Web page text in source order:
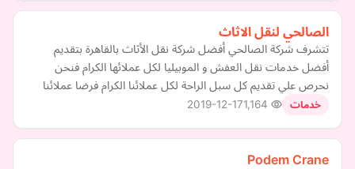
الصالحي لنقل الاثاث
تتشرف شركة الصالحي أفضل شركة نقل الأثاث بالقاهرة بتقديم
أفضل خدمات نقل العفش و الموبيليا لكل عملائها الكرام فنحن
نحرص علي تقديم كل سبل الراحة لكل عملائنا الكرام فرضا عملائنا
خدمات 2019-12-17
Podem Crane